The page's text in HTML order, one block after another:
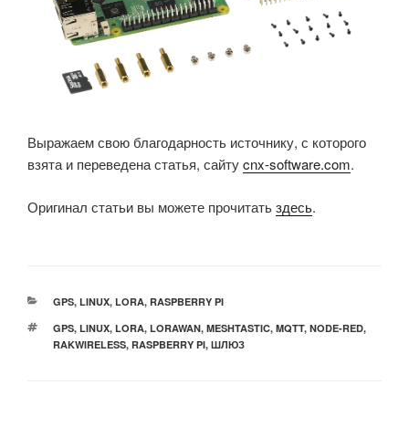
Выражаем свою благодарность источнику, с которого
взята и переведена статья, сайтуcnx-software.com.
Оригинал статьи вы можете прочитатьздесь.
РУБРИКИ
GPS, LINUX, LORA, RASPBERRY PI
МЕТКИ
GPS, LINUX, LORA, LORAWAN, MESHTASTIC, MQTT, NODE-RED,
RAKWIRELESS, RASPBERRY PI, ШЛЮЗ